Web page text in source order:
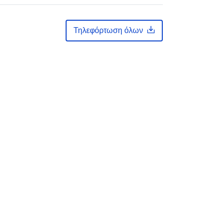
Τηλεφόρτωση όλων
Eine Auskunft über die Herkunft der
Daten erhalten Sie per Anfrage an